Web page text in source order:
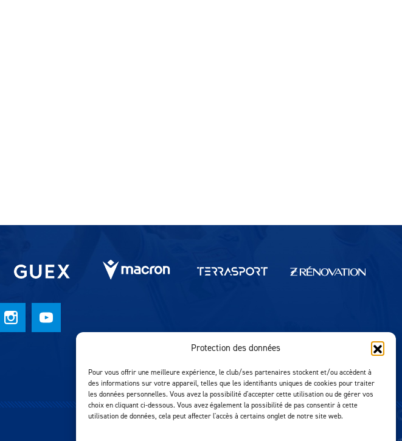
Protection des données
Pour vous offrir une meilleure expérience, le club/ses partenaires stockent et/ou accèdent à
des informations sur votre appareil, telles que les identifiants uniques de cookies pour traiter
les données personnelles. Vous avez la possibilité d'accepter cette utilisation ou de gérer vos
choix en cliquant ci-dessous. Vous avez également la possibilité de pas consentir à cette
utilisation de données, cela peut affecter l'accès à certains onglet de notre site web.